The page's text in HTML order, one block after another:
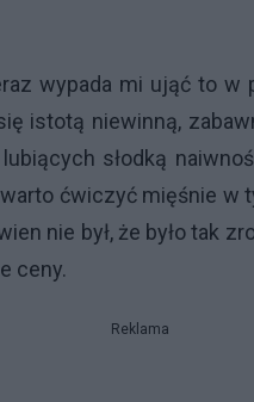
wypada mi ująć to
istotą niewinną,
słodką
ćwiczyć mięśnie w
nie był, że było tak
ceny.
Reklama